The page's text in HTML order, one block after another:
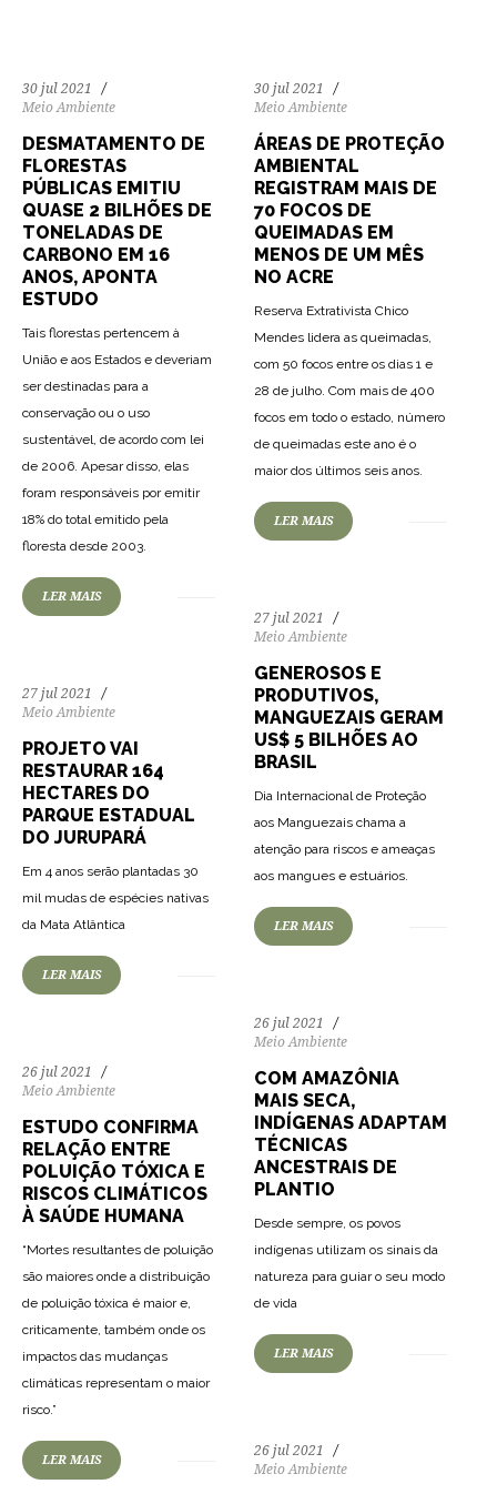
30 jul 2021
Meio Ambiente
DESMATAMENTO DE
FLORESTAS
PÚBLICAS EMITIU
QUASE 2 BILHÕES DE
TONELADAS DE
CARBONO EM 16
ANOS, APONTA
ESTUDO
Tais florestas pertencem à
União e aos Estados e deveriam
ser destinadas para a
conservação ou o uso
sustentável, de acordo com lei
de 2006. Apesar disso, elas
foram responsáveis por emitir
18% do total emitido pela
floresta desde 2003.
LER MAIS
30 jul 2021
Meio Ambiente
ÁREAS DE PROTEÇÃO
AMBIENTAL
REGISTRAM MAIS DE
70 FOCOS DE
QUEIMADAS EM
MENOS DE UM MÊS
NO ACRE
Reserva Extrativista Chico
Mendes lidera as queimadas,
com 50 focos entre os dias 1 e
28 de julho. Com mais de 400
focos em todo o estado, número
de queimadas este ano é o
maior dos últimos seis anos.
LER MAIS
27 jul 2021
Meio Ambiente
GENEROSOS E
PRODUTIVOS,
MANGUEZAIS GERAM
US$ 5 BILHÕES AO
BRASIL
Dia Internacional de Proteção
aos Manguezais chama a
atenção para riscos e ameaças
aos mangues e estuários.
LER MAIS
27 jul 2021
Meio Ambiente
PROJETO VAI
RESTAURAR 164
HECTARES DO
PARQUE ESTADUAL
DO JURUPARÁ
Em 4 anos serão plantadas 30
mil mudas de espécies nativas
da Mata Atlântica
LER MAIS
26 jul 2021
Meio Ambiente
COM AMAZÔNIA
MAIS SECA,
INDÍGENAS ADAPTAM
TÉCNICAS
ANCESTRAIS DE
PLANTIO
Desde sempre, os povos
indígenas utilizam os sinais da
natureza para guiar o seu modo
de vida
LER MAIS
26 jul 2021
Meio Ambiente
ESTUDO CONFIRMA
RELAÇÃO ENTRE
POLUIÇÃO TÓXICA E
RISCOS CLIMÁTICOS
À SAÚDE HUMANA
“Mortes resultantes de poluição
são maiores onde a distribuição
de poluição tóxica é maior e,
criticamente, também onde os
impactos das mudanças
climáticas representam o maior
risco.”
LER MAIS
26 jul 2021
Meio Ambiente